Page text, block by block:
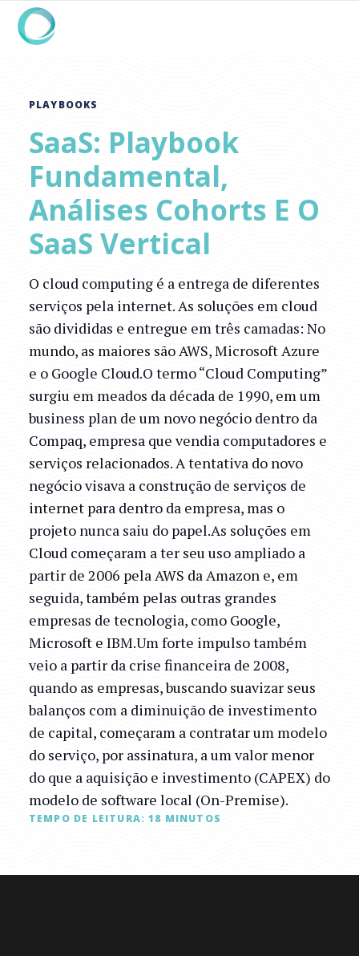
PLAYBOOKS
SaaS: Playbook
Fundamental,
Análises Cohorts E O
SaaS Vertical
O cloud computing é a entrega de diferentes
serviços pela internet. As soluções em cloud
são divididas e entregue em três camadas: No
mundo, as maiores são AWS, Microsoft Azure
e o Google Cloud.O termo “Cloud Computing”
surgiu em meados da década de 1990, em um
business plan de um novo negócio dentro da
Compaq, empresa que vendia computadores e
serviços relacionados. A tentativa do novo
negócio visava a construção de serviços de
internet para dentro da empresa, mas o
projeto nunca saiu do papel.As soluções em
Cloud começaram a ter seu uso ampliado a
partir de 2006 pela AWS da Amazon e, em
seguida, também pelas outras grandes
empresas de tecnologia, como Google,
Microsoft e IBM.Um forte impulso também
veio a partir da crise financeira de 2008,
quando as empresas, buscando suavizar seus
balanços com a diminuição de investimento
de capital, começaram a contratar um modelo
do serviço, por assinatura, a um valor menor
do que a aquisição e investimento (CAPEX) do
modelo de software local (On-Premise).
TEMPO DE LEITURA: 18 MINUTOS